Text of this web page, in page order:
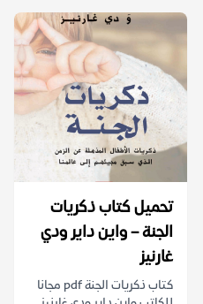
تحميل كتاب ذكريات
الجنة – واين داير ودي
غارنيز
كتاب ذكريات الجنة pdf مجانا